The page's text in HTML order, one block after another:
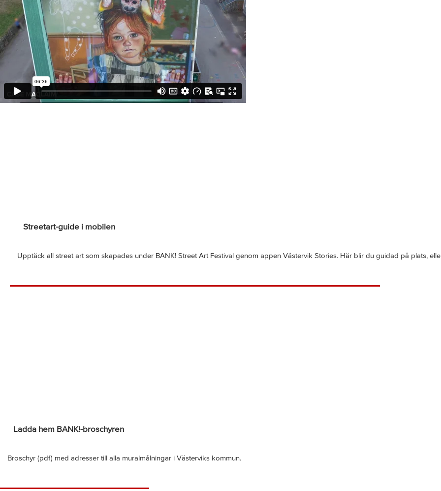
Streetart-guide i mobilen
Upptäck all street art som skapades under BANK! Street Art Festival genom appen Västervik Stories. Här blir du guidad på plats,
Ladda hem BANK!-broschyren
Broschyr (pdf) med adresser till alla muralmålningar i Västerviks kommun.